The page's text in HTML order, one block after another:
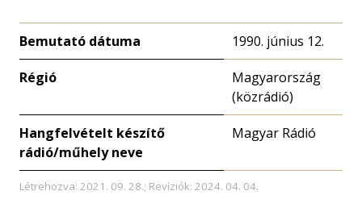
Bemutató dátuma 1990. június 12.
Régió
Magyarország
(közrádió)
Hangfelvételt készítő
rádió/műhely neve
Magyar Rádió
Létrehozva: 2021. 09. 28.; Revíziók: 2024. 04. 04.